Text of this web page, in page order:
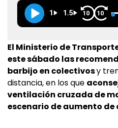
1 1.5 10 10
El Ministerio de
este sábado las
barbijo en colectivosy
distancia, en los que
ventilación cruzada de
escenario de aumento